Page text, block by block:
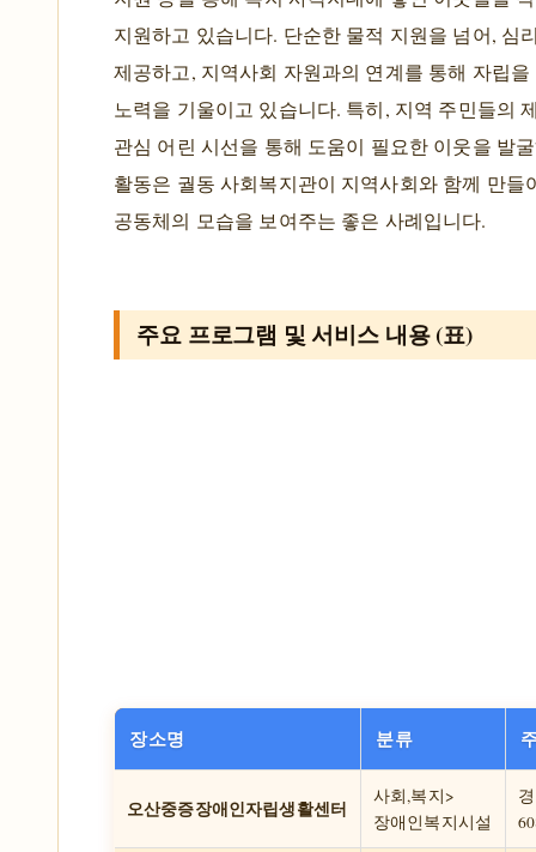
지원하고 있습니다. 단순한 물적 지원을 넘어, 심
제공하고, 지역사회 자원과의 연계를 통해 자립
노력을 기울이고 있습니다. 특히, 지역 주민들의
관심 어린 시선을 통해 도움이 필요한 이웃을 발
활동은 궐동 사회복지관이 지역사회와 함께 만들
공동체의 모습을 보여주는 좋은 사례입니다.
주요 프로그램 및 서비스 내용 (표)
장소명 분류
오산중증장애인자립생활센터
사회,복지>
장애인복지시설